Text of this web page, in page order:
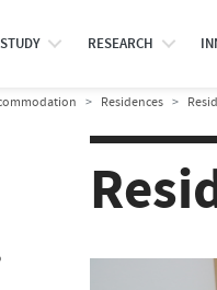
STUDY RESEARCH
Residences